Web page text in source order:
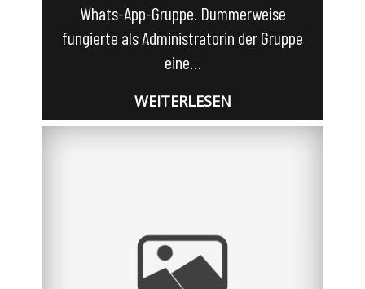
Whats-App-Gruppe. Dummerweise
fungierte als Administratorin der Gruppe
eine…
WEITERLESEN